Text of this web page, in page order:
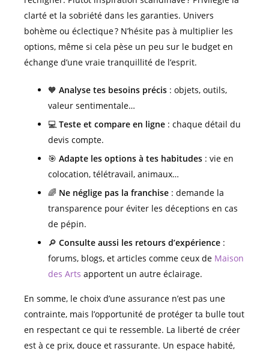
clarté et la sobriété dans les garanties. Univers
bohème ou éclectique ? N’hésite pas à multiplier les
options, même si cela pèse un peu sur le budget en
échange d’une vraie tranquillité de l’esprit.
🧡 Analyse tes besoins précis : objets, outils,
valeur sentimentale…
💻 Teste et compare en ligne : chaque détail du
devis compte.
🎯 Adapte les options à tes habitudes : vie en
colocation, télétravail, animaux…
🌈 Ne néglige pas la franchise : demande la
transparence pour éviter les déceptions en cas
de pépin.
🔎 Consulte aussi les retours d’expérience :
forums, blogs, et articles comme ceux de Maison
des Arts apportent un autre éclairage.
En somme, le choix d’une assurance n’est pas une
contrainte, mais l’opportunité de protéger ta bulle tout
en respectant ce qui te ressemble. La liberté de créer
est à ce prix, douce et rassurante. Un espace habité,